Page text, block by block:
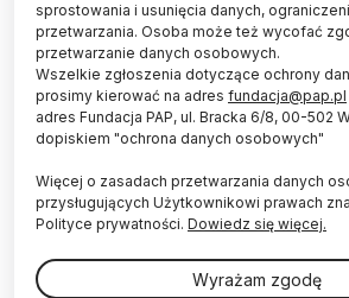
Autor badań dr Antonio Convit z
Medicine już podczas
zaobserwował korelację pomiędzy
metabolicznym a ryzykiem
neurologicznych u ludzi dorosłych.
wykazały, że w przypadku
Naukowcy porównywali grupę 49
zespołem metabolicznym z grupą
których problem ten nie
sprostowania i usunięcia danych,
przetwarzania. Osoba może też wycofać
przetwarzanie danych osobowych.
Wszelkie zgłoszenia dotyczące ochrony
prosimy kierować na adres fundacja@pap.pl
adres Fundacja PAP, ul. Bracka 6/8, 00-502
dopiskiem "ochrona danych osobowych"
Więcej o zasadach przetwarzania danych
przysługujących Użytkownikowi prawach
Polityce prywatności. Dowiedz się więcej.
Wyrażam zgodę